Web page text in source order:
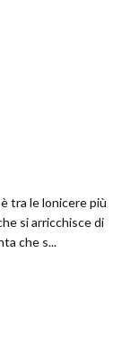
tra le lonicere più
si arricchisce di
che s...